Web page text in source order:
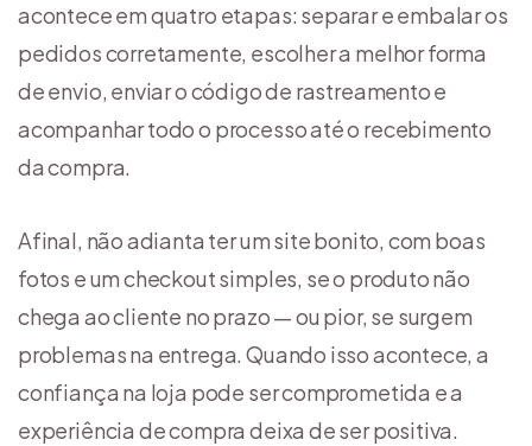
acontece em quatro etapas: separar e embalar os
pedidos corretamente, escolher a melhor forma
de envio, enviar o código de rastreamento e
acompanhar todo o processo até o recebimento
da compra.
Afinal, não adianta ter um site bonito, com boas
fotos e um checkout simples, se o produto não
chega ao cliente no prazo — ou pior, se surgem
problemas na entrega. Quando isso acontece, a
confiança na loja pode ser comprometida e a
experiência de compra deixa de ser positiva.